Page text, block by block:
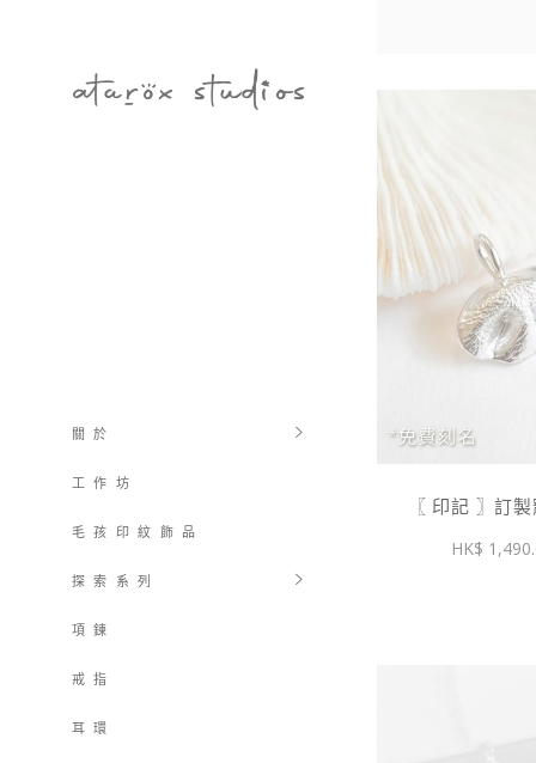
關 於
工 作 坊
毛 孩 印 紋 飾 品
探 索 系 列
項 鍊
戒 指
耳 環
〖 印記 〗訂